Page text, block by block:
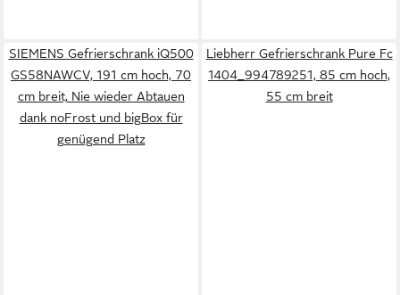
SIEMENS Gefrierschrank iQ500
GS58NAWCV, 191 cm hoch, 70
cm breit, Nie wieder Abtauen
dank noFrost und bigBox für
genügend Platz
Liebherr Gefrierschrank Pure Fc
1404_994789251, 85 cm hoch,
55 cm breit